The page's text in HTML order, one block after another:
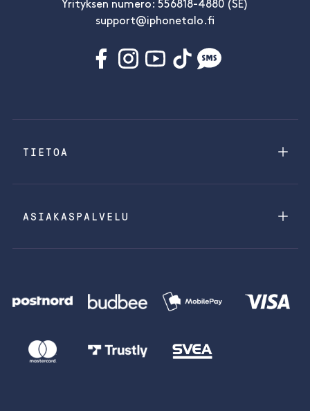
Yrityksen numero: 556818-4880 (SE)
support@iphonetalo.fi
TIETOA
ASIAKASPALVELU